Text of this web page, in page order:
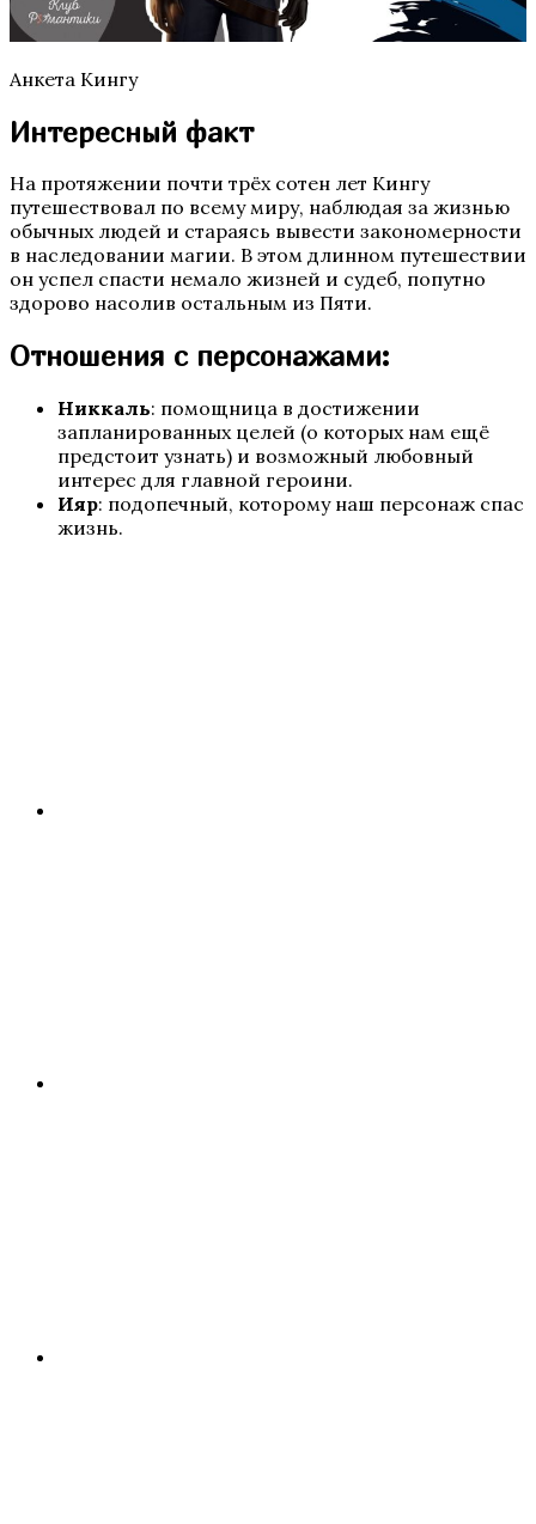
Пришествие Номер Три
Пропавшие
Анкета Кингу
Интересный факт
На протяжении почти трёх сотен лет Кингу
путешествовал по всему миру, наблюдая за жизнью
обычных людей и стараясь вывести закономерности
в наследовании магии. В этом длинном путешествии
он успел спасти немало жизней и судеб, попутно
здорово насолив остальным из Пяти.
Отношения с персонажами:
Никкаль: помощница в достижении
запланированных целей (о которых нам ещё
предстоит узнать) и возможный любовный
интерес для главной героини.
Ияр: подопечный, которому наш персонаж спас
жизнь.